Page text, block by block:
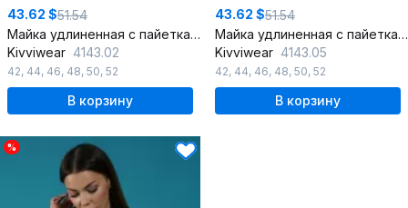
43.62 $51.54
Майка удлиненная с пайетками из трикотажа хлопка
Kivviwear 4143.02
42, 44, 46, 48, 50, 52
В корзину
43.62 $51.54
Майка удлиненная с пайетками из трикотажа хлопка
Kivviwear 4143.05
42, 44, 46, 48, 50, 52
В корзину
%